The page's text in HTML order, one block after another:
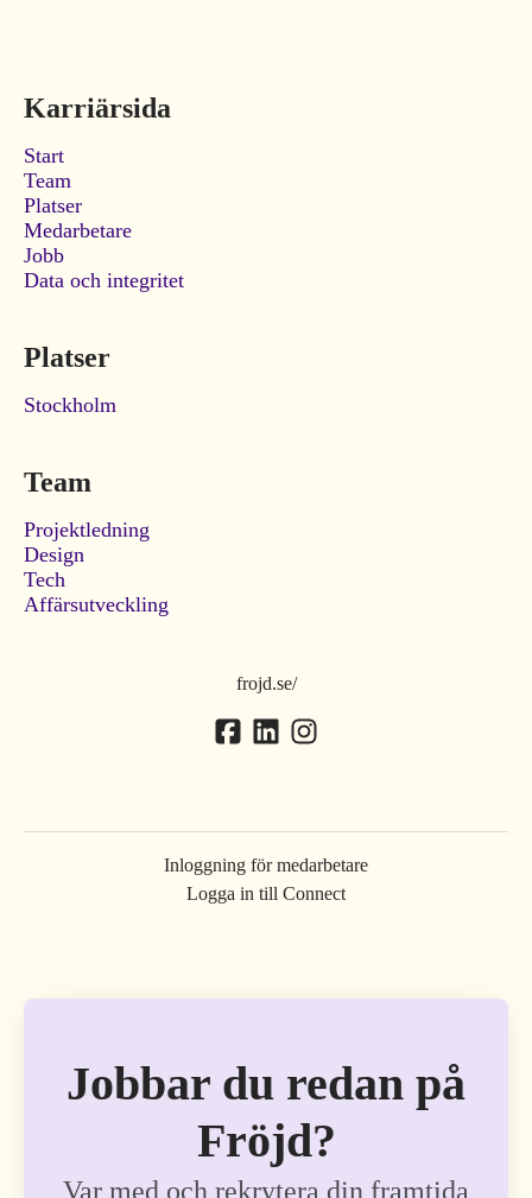
Karriärsida
Start
Team
Platser
Medarbetare
Jobb
Data och integritet
Platser
Stockholm
Team
Projektledning
Design
Tech
Affärsutveckling
frojd.se/
Inloggning för medarbetare
Logga in till Connect
Jobbar du redan på
Fröjd?
Var med och rekrytera din framtida